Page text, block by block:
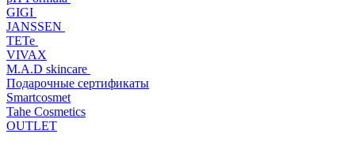
GIGI
JANSSEN
TETe
VIVAX
M.A.D skincare
Подарочные сертификаты
Smartcosmet
Tahe Cosmetics
OUTLET